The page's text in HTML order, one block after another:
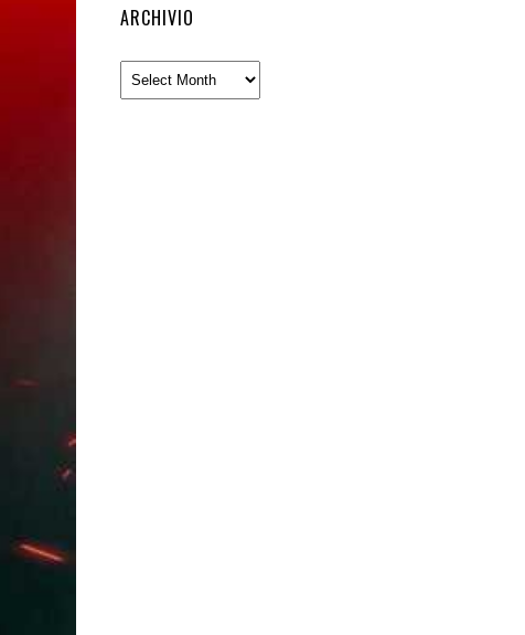
ARCHIVIO
Archivio